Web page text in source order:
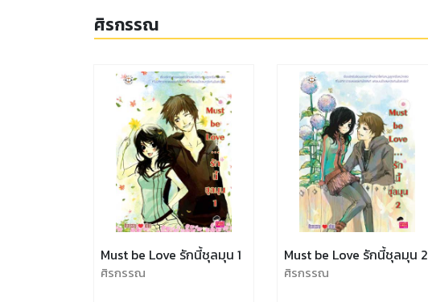
ศิรกรรณ
Must be Love รักนี้ชุลมุน 1
ศิรกรรณ
Must be Love รักนี้ชุลมุน 2
ศิรกรรณ